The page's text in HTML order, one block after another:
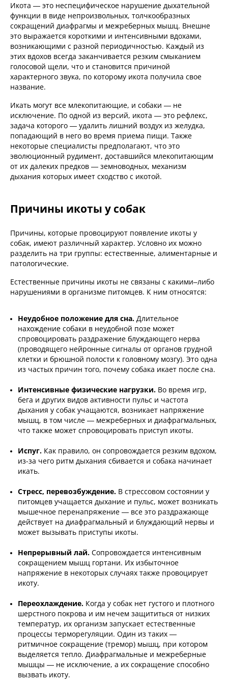
Икота — это неспецифическое нарушение дыхательной
функции в виде непроизвольных, толчкообразных
сокращений диафрагмы и межреберных мышц. Внешне
это выражается короткими и интенсивными вдохами,
возникающими с разной периодичностью. Каждый из
этих вдохов всегда заканчивается резким смыканием
голосовой щели, что и становится причиной
характерного звука, по которому икота получила свое
название.
Икать могут все млекопитающие, и собаки — не
исключение. По одной из версий, икота — это рефлекс,
задача которого — удалить лишний воздух из желудка,
попадающий в него во время приема пищи. Также
некоторые специалисты предполагают, что это
эволюционный рудимент, доставшийся млекопитающим
от их далеких предков — земноводных, механизм
дыхания которых имеет сходство с икотой.
Причины икоты у собак
Причины, которые провоцируют появление икоты у
собак, имеют различный характер. Условно их можно
разделить на три группы: естественные, алиментарные и
патологические.
Естественные причины икоты не связаны с какими–либо
нарушениями в организме питомцев. К ним относятся:
Неудобное положение для сна. Длительное
нахождение собаки в неудобной позе может
спровоцировать раздражение блуждающего нерва
(проводящего нейронные сигналы от органов грудной
клетки и брюшной полости к головному мозгу). Это одна
из частых причин того, почему собака икает после сна.
Интенсивные физические нагрузки. Во время игр,
бега и других видов активности пульс и частота
дыхания у собак учащаются, возникает напряжение
мышц, в том числе — межреберных и диафрагмальных,
что также может спровоцировать приступ икоты.
Испуг. Как правило, он сопровождается резким вдохом,
из-за чего ритм дыхания сбивается и собака начинает
икать.
Стресс, перевозбуждение. В стрессовом состоянии у
питомцев учащается дыхание и пульс, может возникать
мышечное перенапряжение — все это раздражающе
действует на диафрагмальный и блуждающий нервы и
может вызывать приступы икоты.
Непрерывный лай. Сопровождается интенсивным
сокращением мышц гортани. Их избыточное
напряжение в некоторых случаях также провоцирует
икоту.
Переохлаждение. Когда у собак нет густого и плотного
шерстного покрова и им нечем защититься от низких
температур, их организм запускает естественные
процессы терморегуляции. Один из таких —
ритмичное сокращение (тремор) мышц, при котором
выделяется тепло. Диафрагмальные и межреберные
мышцы — не исключение, а их сокращение способно
вызвать икоту.